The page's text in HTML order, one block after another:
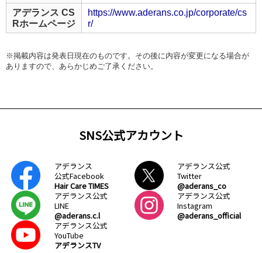
アデランス CS
Rホームページ
https://www.aderans.co.jp/corporate/cs
r/
※掲載内容は発表日現在のものです。その後に内容が変更になる場合が
ありますので、あらかじめご了承ください。
SNS公式アカウント
アデランス
公式Facebook
Hair Care TIMES
アデランス公式
Twitter
@aderans_co
アデランス公式
LINE
@aderans.c.l
アデランス公式
Instagram
@aderans_official
アデランス公式
YouTube
アデランスTV